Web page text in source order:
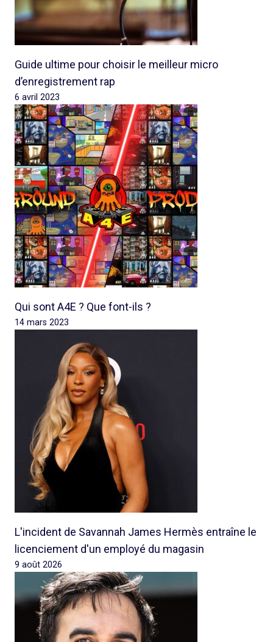
Guide ultime pour choisir le meilleur micro
d’enregistrement rap
6 avril 2023
Qui sont A4E ? Que font-ils ?
14 mars 2023
L'incident de Savannah James Hermès entraîne le
licenciement d'un employé du magasin
9 août 2026